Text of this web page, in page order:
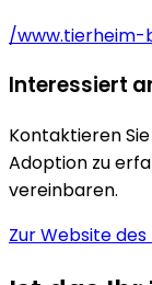
/www.tierheim-
Interessiert
Kontaktieren
Adoption zu
vereinbaren.
Zur Website